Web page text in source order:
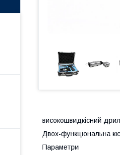
високошвидкісний
Двох-функціональна
Параметри